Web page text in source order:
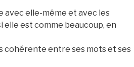
avec elle-même et avec les
est comme beaucoup, en
cohérente entre ses mots et ses